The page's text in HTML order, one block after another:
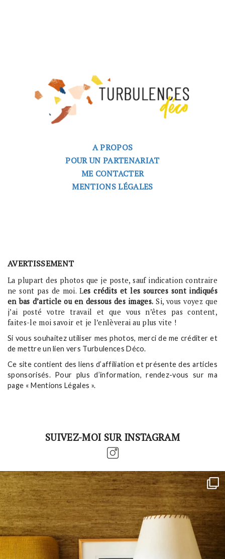
A PROPOS
POUR UN PARTENARIAT
ME CONTACTER
MENTIONS LÉGALES
AVERTISSEMENT
La plupart des photos que je poste, sauf indication contraire
ne sont pas de moi. Les crédits et les sources sont indiqués
en bas d’article ou en dessous des images. Si, vous voyez que
j’ai posté votre travail et que vous n’êtes pas content,
faites-le moi savoir et je l’enlèverai au plus vite !
Si vous souhaitez utiliser mes photos, merci de me créditer et
de mettre un lien vers Turbulences Déco.
Ce site contient des liens d’affiliation et présente des articles
sponsorisés. Pour plus d’information, rendez-vous sur ma
page « Mentions Légales ».
SUIVEZ-MOI SUR INSTAGRAM